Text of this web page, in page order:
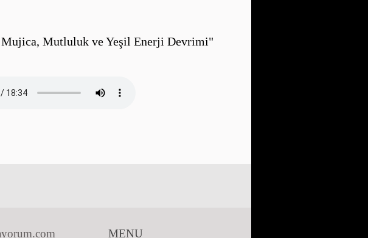
Mujica, Mutluluk ve Yeşil Enerji Devrimi"
MENU